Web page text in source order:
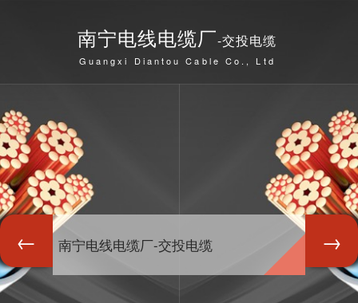
南宁电线电缆厂-交投电缆
Guangxi Diantou Cable Co., Ltd
南宁电线电缆厂-交投电缆